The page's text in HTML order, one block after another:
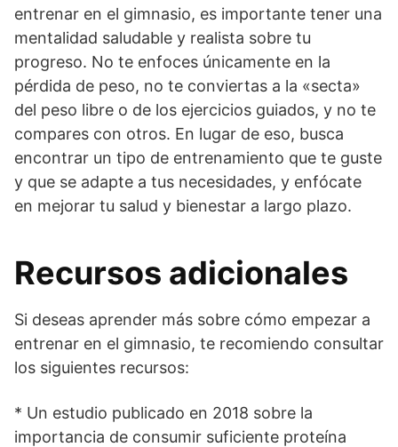
entrenar en el gimnasio, es importante tener una
mentalidad saludable y realista sobre tu
progreso. No te enfoces únicamente en la
pérdida de peso, no te conviertas a la «secta»
del peso libre o de los ejercicios guiados, y no te
compares con otros. En lugar de eso, busca
encontrar un tipo de entrenamiento que te guste
y que se adapte a tus necesidades, y enfócate
en mejorar tu salud y bienestar a largo plazo.
Recursos adicionales
Si deseas aprender más sobre cómo empezar a
entrenar en el gimnasio, te recomiendo consultar
los siguientes recursos:
* Un estudio publicado en 2018 sobre la
importancia de consumir suficiente proteína